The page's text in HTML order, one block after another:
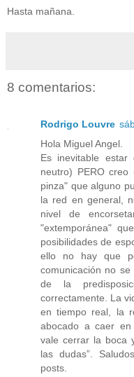
Hasta mañana.
8 comentarios:
Rodrigo Louvre
Hola Miguel Angel.
Es inevitable
neutro) PERO
pinza" que alguno
la red en general,
nivel de
"extemporánea"
posibilidades de
ello no hay que
comunicación no
de la
correctamente. La
en tiempo real, la
abocado a caer
vale cerrar la boca
las dudas”.
posts.